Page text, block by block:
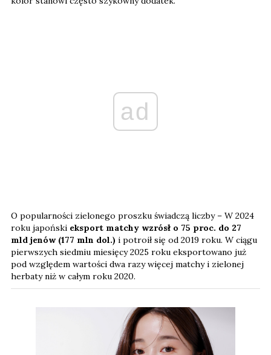
ad
O popularności zielonego proszku świadczą liczby – W 2024
roku japoński eksport matchy wzrósł o 75 proc. do 27
mld jenów (177 mln dol.) i potroił się od 2019 roku. W ciągu
pierwszych siedmiu miesięcy 2025 roku eksportowano już
pod względem wartości dwa razy więcej matchy i zielonej
herbaty niż w całym roku 2020.